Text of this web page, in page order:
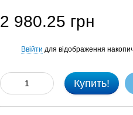
2 980.25 грн
Ввійти для відображення
Купить!